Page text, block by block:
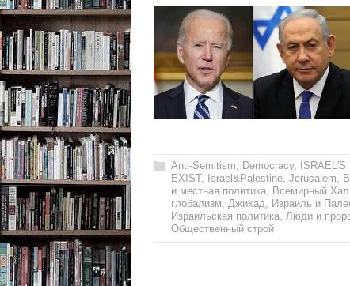
Anti-Semitism, Democracy,
EXIST, Israel&Palestine, Jerusalem,
и местная политика, Всемирный
глобализм, Джихад, Израиль и
Израильская политика, Люди и
Общественный строй